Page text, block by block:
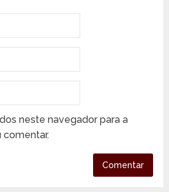
neste navegador para a
comentar.